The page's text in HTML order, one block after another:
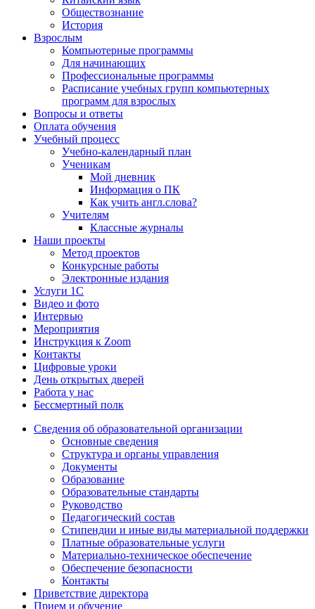
Обществознание
История
Взрослым
Компьютерные программы
Для начинающих
Профессиональные программы
Расписание учебных групп компьютерных
программ для взрослых
Вопросы и ответы
Оплата обучения
Учебный процесс
Учебно-календарный план
Ученикам
Мой дневник
Информация о ПК
Как учить англ.слова?
Учителям
Классные журналы
Наши проекты
Метод проектов
Конкурсные работы
Электронные издания
Услуги 1C
Видео и фото
Интервью
Мероприятия
Инструкция к Zoom
Контакты
Цифровые уроки
День открытых дверей
Работа у нас
Бессмертный полк
Сведения об образовательной организации
Основные сведения
Структура и органы управления
Документы
Образование
Образовательные стандарты
Руководство
Педагогический состав
Стипендии и иные виды материальной поддержки
Платные образовательные услуги
Материально-техническое обеспечение
Обеспечение безопасности
Контакты
Приветствие директора
Прием и обучение